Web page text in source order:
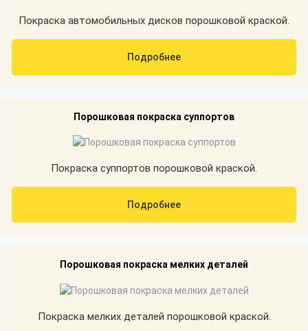
Покраска автомобильных дисков порошковой краской.
Подробнее
Порошковая покраска суппортов
Покраска суппортов порошковой краской.
Подробнее
Порошковая покраска мелких деталей
Покраска мелких деталей порошковой краской.